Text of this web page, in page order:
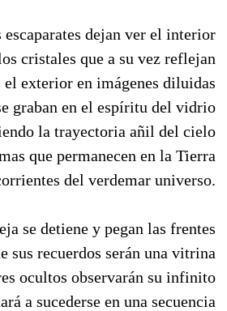
escaparates dejan ver el interior
cristales que a su vez reflejan
el exterior en imágenes diluidas
graban en el espíritu del vidrio
la trayectoria añil del cielo
que permanecen en la Tierra
del verdemar universo.
se detiene y pegan las frentes
sus recuerdos serán una vitrina
ocultos observarán su infinito
a sucederse en una secuencia